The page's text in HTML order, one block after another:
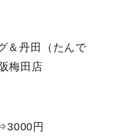
＆丹田（たんで
梅田店
円